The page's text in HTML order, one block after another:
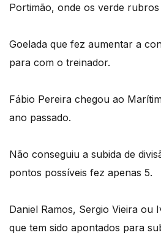
Portimão, onde os verde
Goelada que fez aumentar a
para com o treinador.
Fábio Pereira chegou ao
ano passado.
Não conseguiu a subida de
pontos possíveis fez apenas 5.
Daniel Ramos, Sergio Vieira ou
que tem sido apontados para